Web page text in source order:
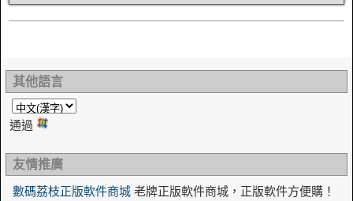
其他語言
通過
友情推廣
數碼荔枝正版軟件商城 老牌正版軟件商城，正版軟件方便購！